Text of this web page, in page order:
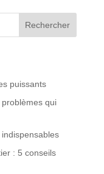
Rechercher
puissants
qui
: 5 conseils